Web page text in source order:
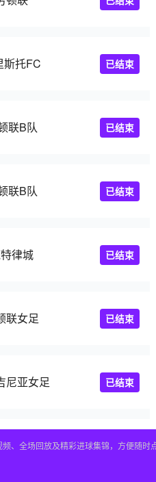
斯托FC 已结束
联B队 已结束
联B队 已结束
律城 已结束
联女足 已结束
尼亚女足 已结束
、全场回放及精彩进球集锦，方便随